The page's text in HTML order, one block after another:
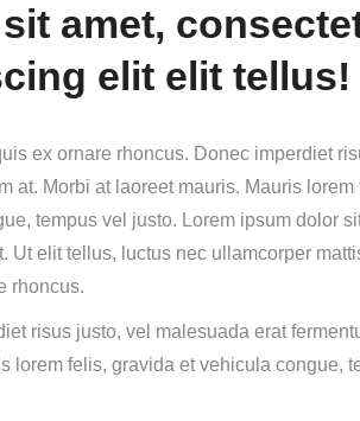
amet,
elit elit tellus!
ex ornare rhoncus. Donec imperdiet
at. Morbi at laoreet mauris. Mauris
tempus vel justo. Lorem ipsum dolor
Ut elit tellus, luctus nec ullamcorper
rhoncus.
risus justo, vel malesuada erat
lorem felis, gravida et vehicula congue,